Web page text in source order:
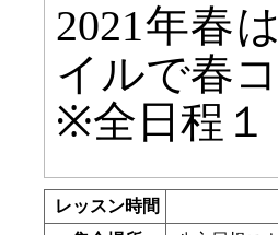
2021年春
イルで春
※全日程１
レッスン時間